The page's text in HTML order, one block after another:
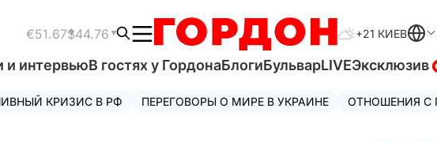
€51.67$44.76 +21 КИЕВ
и интервьюВ гостях у ГордонаБлогиБульварLIVEЭксклюзив
КРИЗИС В РФ ПЕРЕГОВОРЫ О МИРЕ В УКРАИНЕ ОТНОШЕНИЯ С